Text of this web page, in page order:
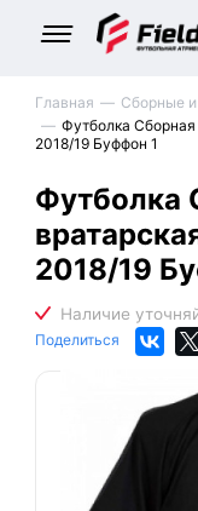
Главная Сборные
Футболка
2018/19 Буффон 1
Футболка
2018/19
Поделиться